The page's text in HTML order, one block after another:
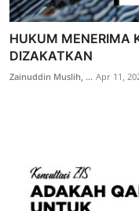
HUKUM MENERIMA
DIZAKATKAN
Zainuddin Muslih, ... Apr 11,